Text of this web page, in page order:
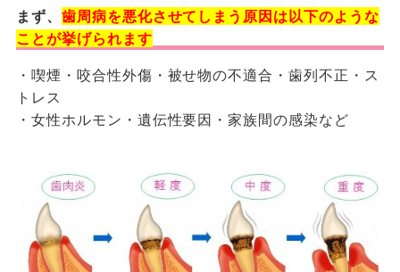
まず、 歯周病を悪化させてしまう原因は以下のような
ことが挙げられます
・喫煙・咬合性外傷・被せ物の不適合・歯列不正・ス
トレス
・女性ホルモン・遺伝性要因・家族間の感染など